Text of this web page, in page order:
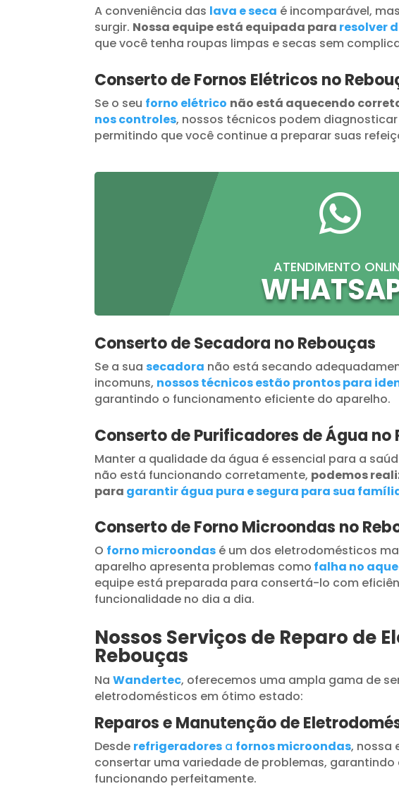
A conveniência das lava e seca é incomparável,
surgir. Nossa equipe está equipada para resolver
que você tenha roupas limpas e secas sem
Conserto de Fornos Elétricos no
Se o seu forno elétrico não está aquecendo
nos controles, nossos técnicos podem
permitindo que você continue a preparar suas

ATENDIMENTO
Conserto de Secadora no Rebouças
Se a suasecadora não está secando
incomuns, nossos técnicos estão prontos para
garantindo o funcionamento eficiente do aparelho.
Conserto de Purificadores de Água no
Manter a qualidade da água é essencial para a
não está funcionando corretamente, podemos
para garantir água pura e segura para sua
Conserto de Forno Microondas no
O forno microondas é um dos eletrodomésticos
aparelho apresenta problemas como falha no
equipe está preparada para consertá-lo com
funcionalidade no dia a dia.
Nossos Serviços de Reparo de
Rebouças
NaWandertec, oferecemos uma ampla gama de
eletrodomésticos em ótimo estado:
Reparos e Manutenção de
Desde refrigeradores a fornos microondas, nossa
consertar uma variedade de problemas, garantindo
funcionando perfeitamente.